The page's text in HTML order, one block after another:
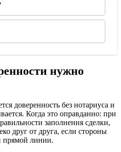
нужно
доверенность без нотариуса и
Когда это оправданно: при
заполнения сделки,
друг от друга, если стороны
прямой линии.